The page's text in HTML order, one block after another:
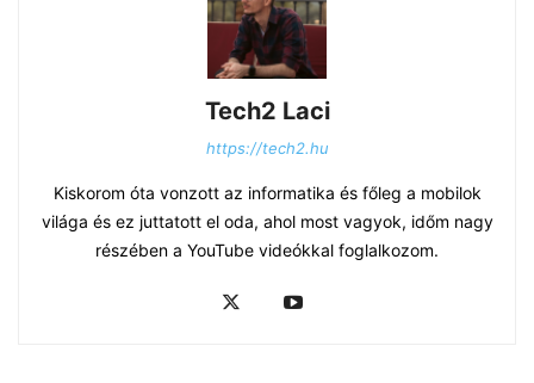
Tech2 Laci
https://tech2.hu
Kiskorom óta vonzott az informatika és főleg a mobilok
világa és ez juttatott el oda, ahol most vagyok, időm nagy
részében a YouTube videókkal foglalkozom.